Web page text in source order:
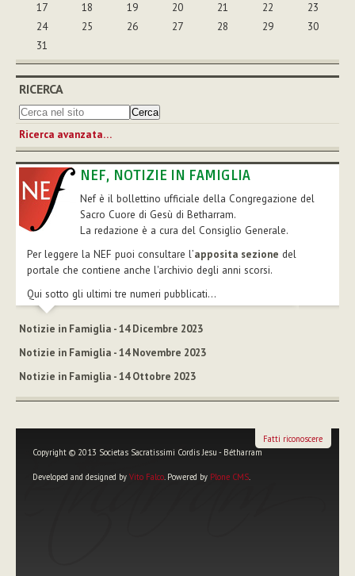
17
18 19 20 21 22
23
24
25 26 27 28 29
30
31
RICERCA
Ricerca avanzata…
NEF, NOTIZIE IN FAMIGLIA
Nef è il bollettino ufficiale della Congregazione del
Sacro Cuore di Gesù di Betharram.
La redazione è a cura del Consiglio Generale.
Per leggere la NEF puoi consultare l’apposita sezione del
portale che contiene anche l'archivio degli anni scorsi.
Qui sotto gli ultimi tre numeri pubblicati...
Notizie in Famiglia - 14 Dicembre 2023
Notizie in Famiglia - 14 Novembre 2023
Notizie in Famiglia - 14 Ottobre 2023
Copyright © 2013 Societas Sacratissimi Cordis Jesu - Bétharram
Developed and designed by Vito Falco. Powered by Plone CMS.
Fatti riconoscere